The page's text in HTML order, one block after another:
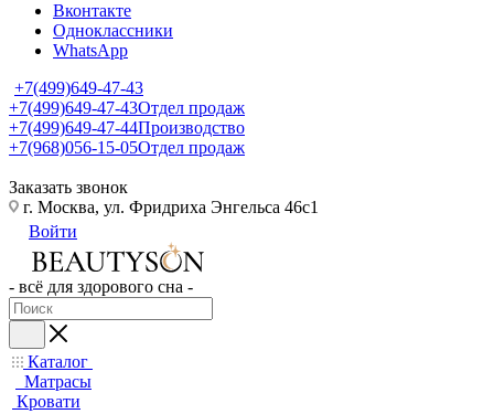
Вконтакте
Одноклассники
WhatsApp
+7(499)649-47-43
+7(499)649-47-43Отдел продаж
+7(499)649-47-44Производство
+7(968)056-15-05Отдел продаж
Заказать звонок
г. Москва, ул. Фридриха Энгельса 46с1
Войти
- всё для здорового сна -
Каталог
Матрасы
Кровати